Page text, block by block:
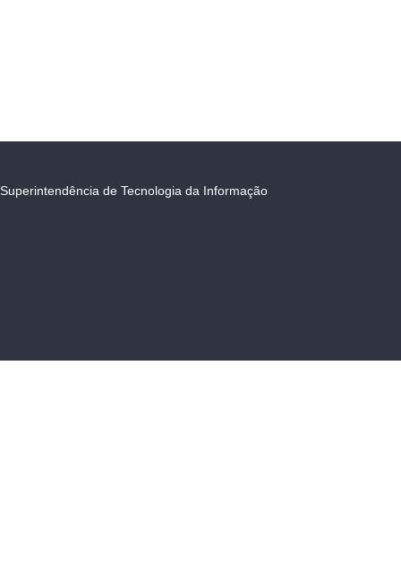
Superintendência de Tecnologia da Informação